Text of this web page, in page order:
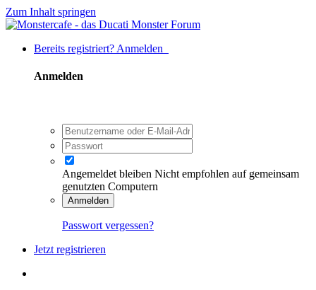
Zum Inhalt springen
Bereits registriert? Anmelden
Anmelden
Angemeldet bleiben Nicht empfohlen auf gemeinsam
genutzten Computern
Anmelden
Passwort vergessen?
Jetzt registrieren